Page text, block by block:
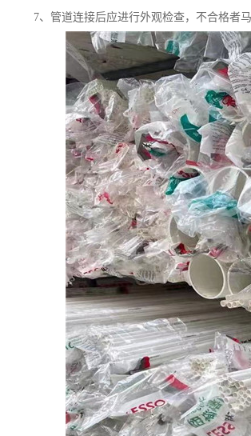
7、管道连接后应进行外观检查，不合格者马